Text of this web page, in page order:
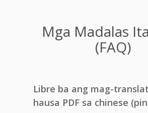
Mga Madalas
(FAQ)
Libre ba ang mag-
hausa PDF sa chinese